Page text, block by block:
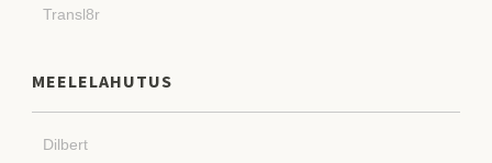
Transl8r
MEELELAHUTUS
Dilbert